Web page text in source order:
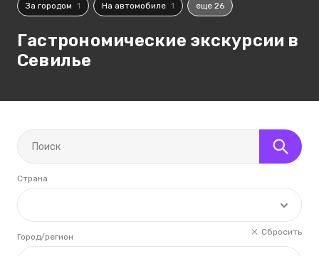
За городом 1 На автомобиле 1 еще 26
Гастрономические экскурсии в
Севилье
Страна
Сбросить
Город/регион